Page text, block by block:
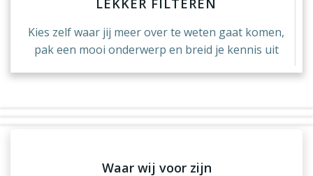
LEKKER FILTEREN
Kies zelf waar jij meer over te weten gaat komen,
pak een mooi onderwerp en breid je kennis uit
Waar wij voor zijn